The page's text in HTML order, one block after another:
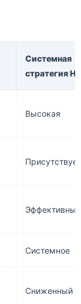
Системная
стратегия
Высокая
Присутствует
Эффективны
Системное
Сниженный